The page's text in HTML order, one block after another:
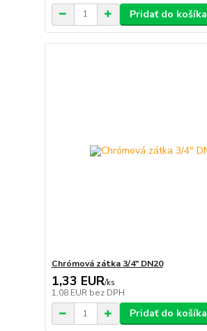
Pridať do košíka
Chrómová zátka 3/4" DN20
1,33 EUR/ks
1,08 EUR bez DPH
Pridať do košíka